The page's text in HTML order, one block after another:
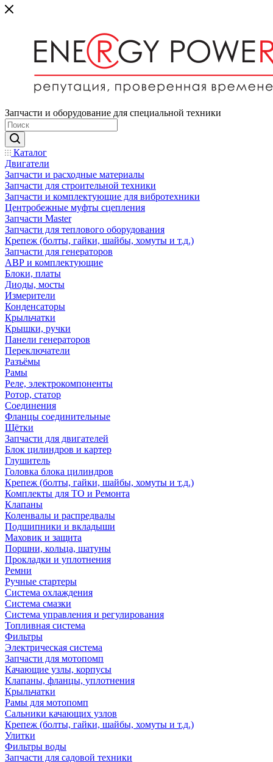
Запчасти и оборудование для специальной техники
Каталог
Двигатели
Запчасти и расходные материалы
Запчасти для строительной техники
Запчасти и комплектующие для вибротехники
Центробежные муфты сцепления
Запчасти Master
Запчасти для теплового оборудования
Крепеж (болты, гайки, шайбы, хомуты и т.д.)
Запчасти для генераторов
АВР и комплектующие
Блоки, платы
Диоды, мосты
Измерители
Конденсаторы
Крыльчатки
Крышки, ручки
Панели генераторов
Переключатели
Разъёмы
Рамы
Реле, электрокомпоненты
Ротор, статор
Соединения
Фланцы соединительные
Щётки
Запчасти для двигателей
Блок цилиндров и картер
Глушитель
Головка блока цилиндров
Крепеж (болты, гайки, шайбы, хомуты и т.д.)
Комплекты для ТО и Ремонта
Клапаны
Коленвалы и распредвалы
Подшипники и вкладыши
Маховик и защита
Поршни, кольца, шатуны
Прокладки и уплотнения
Ремни
Ручные стартеры
Система охлаждения
Система смазки
Система управления и регулирования
Топливная система
Фильтры
Электрическая система
Запчасти для мотопомп
Качающие узлы, корпусы
Клапаны, фланцы, уплотнения
Крыльчатки
Рамы для мотопомп
Сальники качающих узлов
Крепеж (болты, гайки, шайбы, хомуты и т.д.)
Улитки
Фильтры воды
Запчасти для садовой техники